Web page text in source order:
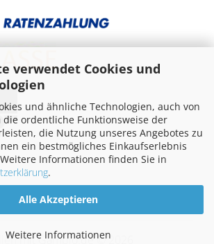
verwendet Cookies und
und ähnliche Technologien, auch von
ordentliche Funktionsweise der
die Nutzung unseres Angebotes zu
ein bestmögliches Einkaufserlebnis
Informationen finden Sie in
.
Alle Akzeptieren
Weitere Informationen
mit Gambio.de © 2026